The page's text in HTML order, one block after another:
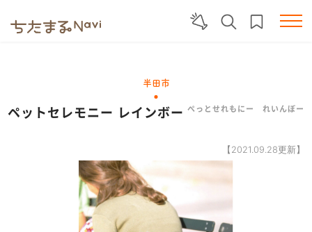
半田市
ペットセレモニー レインボー ぺっとせれもにー れいんぼー
【2021.09.28更新】